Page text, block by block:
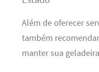
Além de oferecer
também
manter sua